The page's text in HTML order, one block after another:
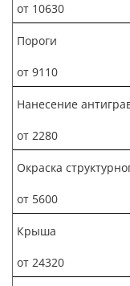
от 10630
Пороги
от 9110
Нанесение
от 2280
Окраска
от 5600
Крыша
от 24320